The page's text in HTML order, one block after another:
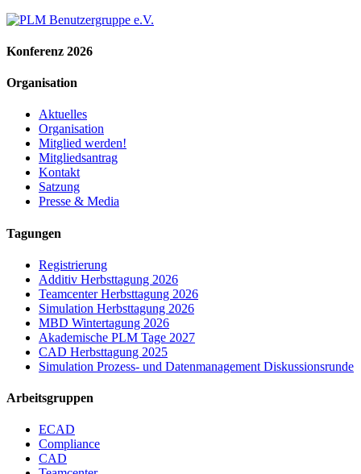
Konferenz 2026
Organisation
Aktuelles
Organisation
Mitglied werden!
Mitgliedsantrag
Kontakt
Satzung
Presse & Media
Tagungen
Registrierung
Additiv Herbsttagung 2026
Teamcenter Herbsttagung 2026
Simulation Herbsttagung 2026
MBD Wintertagung 2026
Akademische PLM Tage 2027
CAD Herbsttagung 2025
Simulation Prozess- und Datenmanagement Diskussionsrunde
Arbeitsgruppen
ECAD
Compliance
CAD